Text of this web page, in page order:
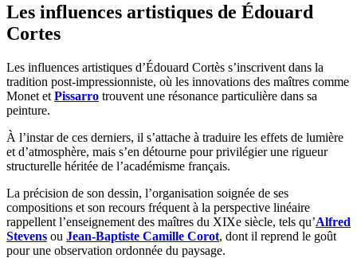
Les influences artistiques de Édouard
Cortes
Les influences artistiques d’Édouard Cortès s’inscrivent dans la
tradition post-impressionniste, où les innovations des maîtres comme
Monet et Pissarro trouvent une résonance particulière dans sa
peinture.
À l’instar de ces derniers, il s’attache à traduire les effets de lumière
et d’atmosphère, mais s’en détourne pour privilégier une rigueur
structurelle héritée de l’académisme français.
La précision de son dessin, l’organisation soignée de ses
compositions et son recours fréquent à la perspective linéaire
rappellent l’enseignement des maîtres du XIXe siècle, tels qu’Alfred
Stevens ou Jean-Baptiste Camille Corot, dont il reprend le goût
pour une observation ordonnée du paysage.